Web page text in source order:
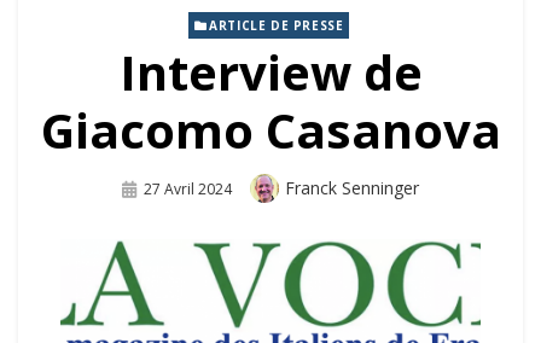
ARTICLE DE PRESSE
Interview de
Giacomo Casanova
Publié
27 Avril 2024 Auteur
Franck Senninger